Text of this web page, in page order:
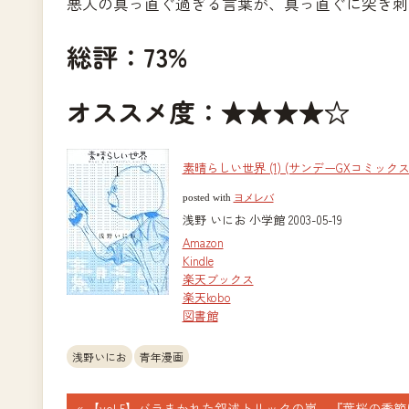
総評：73%
オススメ度：★★★★☆
素晴らしい世界 (1) (サンデーGXコミック
posted with ヨメレバ
浅野 いにお 小学館 2003-05-19
Amazon
Kindle
楽天ブックス
楽天kobo
図書館
浅野いにお 青年漫画